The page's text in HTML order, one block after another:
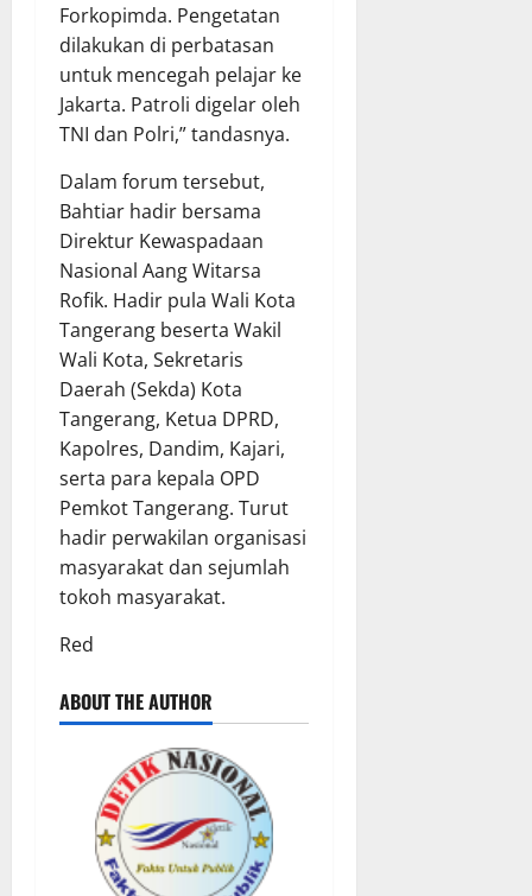
Forkopimda. Pengetatan
dilakukan di perbatasan
untuk mencegah pelajar ke
Jakarta. Patroli digelar oleh
TNI dan Polri,” tandasnya.
Dalam forum tersebut,
Bahtiar hadir bersama
Direktur Kewaspadaan
Nasional Aang Witarsa
Rofik. Hadir pula Wali Kota
Tangerang beserta Wakil
Wali Kota, Sekretaris
Daerah (Sekda) Kota
Tangerang, Ketua DPRD,
Kapolres, Dandim, Kajari,
serta para kepala OPD
Pemkot Tangerang. Turut
hadir perwakilan organisasi
masyarakat dan sejumlah
tokoh masyarakat.
Red
ABOUT THE AUTHOR